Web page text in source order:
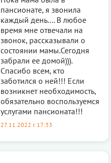
пансионате, я звонила
каждый день.... В любое
время мне отвечали на
звонок, рассказывали о
состоянии мамы.Сегодня
забрали ее домой))).
Спасибо всем, кто
заботился о ней!!! Если
возникнет необходимость,
обязательно воспользуемся
услугами пансионата!!!
27.11.2022 г. 17:33